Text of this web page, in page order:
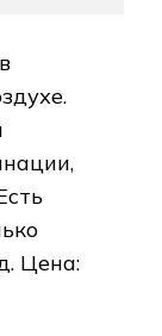
Цена: